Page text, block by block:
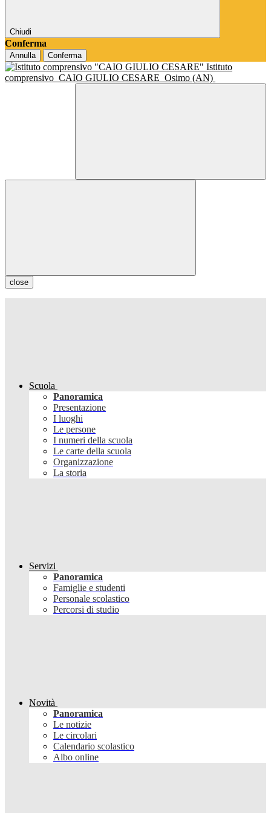
Chiudi
Conferma
Annulla Conferma
Istituto
comprensivo CAIO GIULIO CESARE Osimo (AN)
close
Scuola
Panoramica
Presentazione
I luoghi
Le persone
I numeri della scuola
Le carte della scuola
Organizzazione
La storia
Servizi
Panoramica
Famiglie e studenti
Personale scolastico
Percorsi di studio
Novità
Panoramica
Le notizie
Le circolari
Calendario scolastico
Albo online